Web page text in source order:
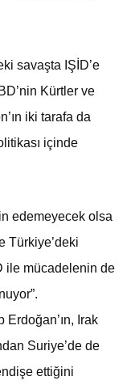
savaşta IŞİD’e
Kürtler ve
iki tarafa da
içinde
edemeyecek olsa
Türkiye’deki
ile mücadelenin de
Irak
Suriye’de de
ettiğini